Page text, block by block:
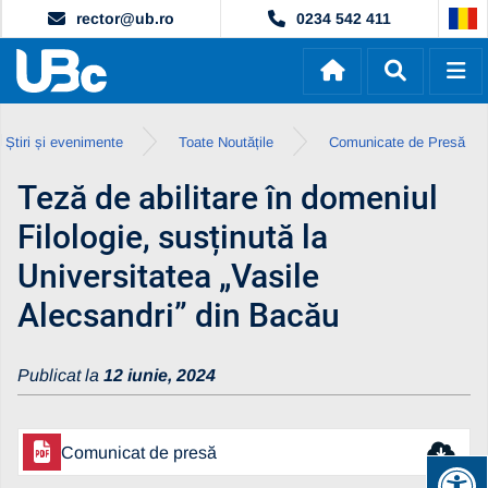
rector@ub.ro 0234 542 411
Știri și evenimente Toate Noutățile Comunicate de Presă
Teză de abilitare în domeniul
Filologie, susținută la
Universitatea „Vasile
Alecsandri” din Bacău
Publicat la 12 iunie, 2024
Comunicat de presă